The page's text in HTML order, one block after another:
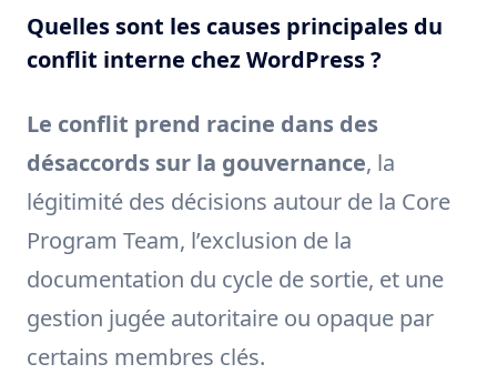
Quelles sont les causes principales du
conflit interne chez WordPress ?
Le conflit prend racine dans des
désaccords sur la gouvernance, la
légitimité des décisions autour de la Core
Program Team, l’exclusion de la
documentation du cycle de sortie, et une
gestion jugée autoritaire ou opaque par
certains membres clés.